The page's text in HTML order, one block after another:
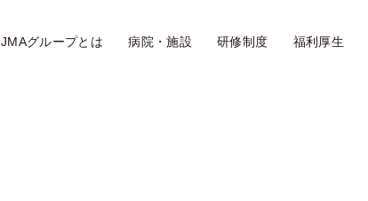
JMAグループとは 病院・施設 研修制度 福利厚生